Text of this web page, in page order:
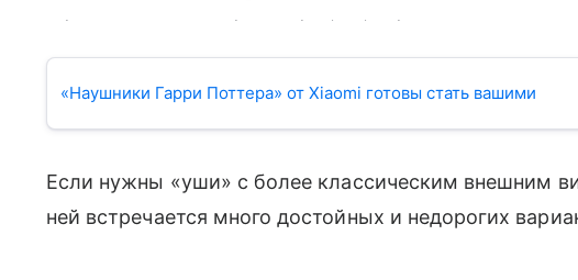
«Наушники Гарри Поттера» от Xiaomi готовы стать вашими
Если нужны «уши» с более классическим внешним
ней встречается много достойных и недорогих